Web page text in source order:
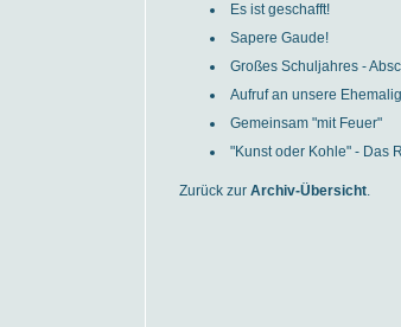
Es ist geschafft!
Sapere Gaude!
Großes Schuljahres -
Aufruf an unsere
Gemeinsam "mit Feuer"
"Kunst oder Kohle" - Das
Zurück zur Archiv-Übersicht.